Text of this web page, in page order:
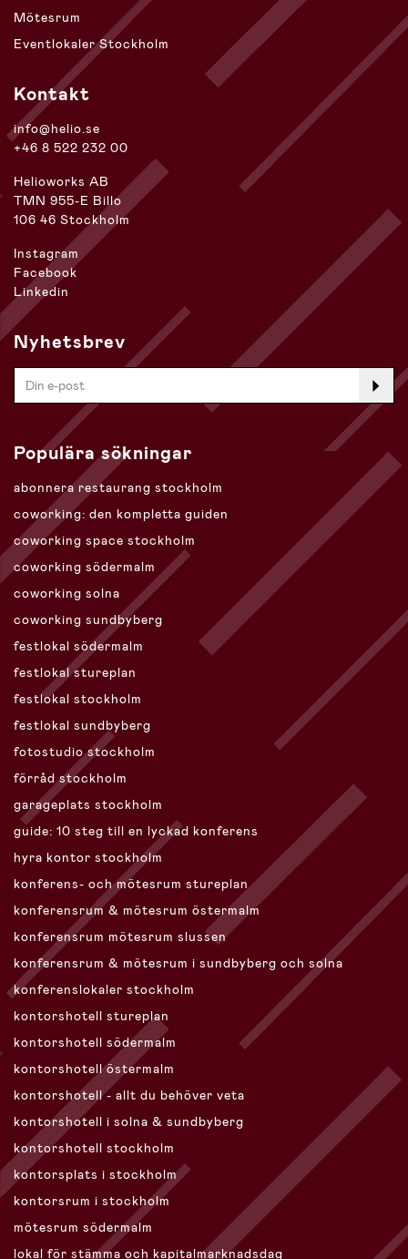
Mötesrum
Eventlokaler Stockholm
Kontakt
info@helio.se
+46 8 522 232 00
Helioworks AB
TMN 955-E Billo
106 46 Stockholm
Instagram
Facebook
Linkedin
Nyhetsbrev
Populära sökningar
abonnera restaurang stockholm
coworking: den kompletta guiden
coworking space stockholm
coworking södermalm
coworking solna
coworking sundbyberg
festlokal södermalm
festlokal stureplan
festlokal stockholm
festlokal sundbyberg
fotostudio stockholm
förråd stockholm
garageplats stockholm
guide: 10 steg till en lyckad konferens
hyra kontor stockholm
konferens- och mötesrum stureplan
konferensrum & mötesrum östermalm
konferensrum mötesrum slussen
konferensrum & mötesrum i sundbyberg och solna
konferenslokaler stockholm
kontorshotell stureplan
kontorshotell södermalm
kontorshotell östermalm
kontorshotell - allt du behöver veta
kontorshotell i solna & sundbyberg
kontorshotell stockholm
kontorsplats i stockholm
kontorsrum i stockholm
mötesrum södermalm
lokal för stämma och kapitalmarknadsdag